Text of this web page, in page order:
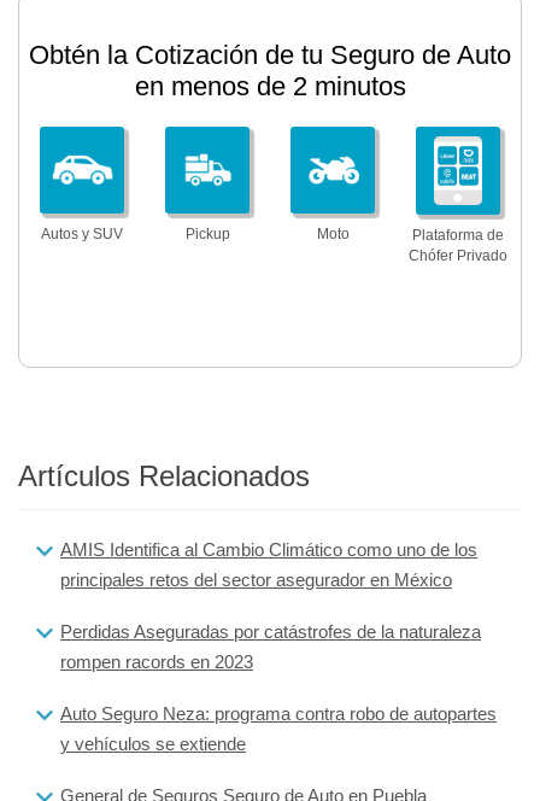
Obtén la Cotización de tu Seguro de Auto
en menos de 2 minutos
Autos y SUV Pickup Moto
Plataforma de
Chófer Privado
Artículos Relacionados
AMIS Identifica al Cambio Climático como uno de los
principales retos del sector asegurador en México
Perdidas Aseguradas por catástrofes de la naturaleza
rompen racords en 2023
Auto Seguro Neza: programa contra robo de autopartes
y vehículos se extiende
General de Seguros Seguro de Auto en Puebla